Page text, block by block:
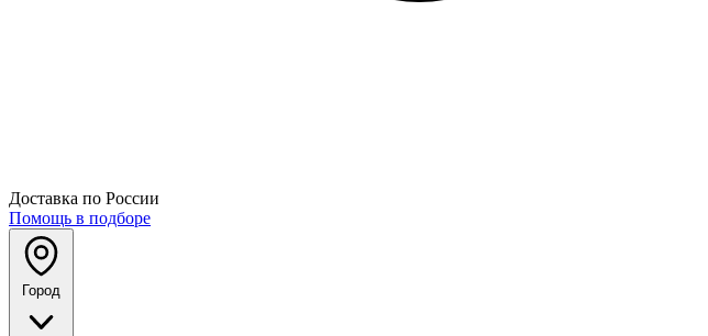
Доставка по России
Помощь в подборе
Город